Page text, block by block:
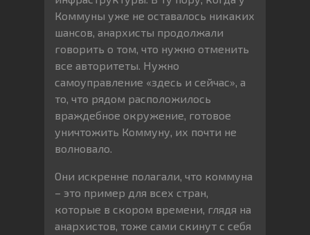
Коммуны уже не оставалось никаких
шансов, анархисты продолжали
говорить о том, что нужно отменить
все авторитеты. Нужно
самоуправление «здесь и сейчас», а
то, что рядом расположилось
враждебное окружение, готовое
уничтожить Коммуну, их почти не
волновало.
Они искренне полагали, что коммуна
– это пример для всех стран,
которые в скором времени, глядя на
анархистов, тоже сами скинут с себя